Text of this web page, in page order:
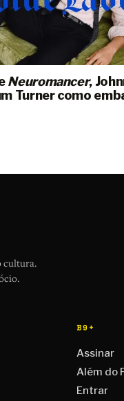
Neuromancer,
Turner como
cultura.
B9+
Assinar
Além do
Entrar